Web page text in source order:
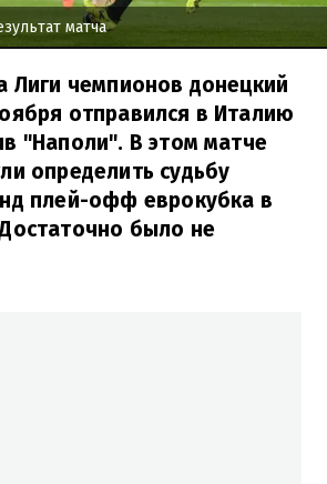
матча
Лиги чемпионов донецкий
отправился в Италию
"Наполи". В этом матче
определить судьбу
плей-офф еврокубка в
было не